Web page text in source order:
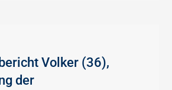
Volker (36),
der